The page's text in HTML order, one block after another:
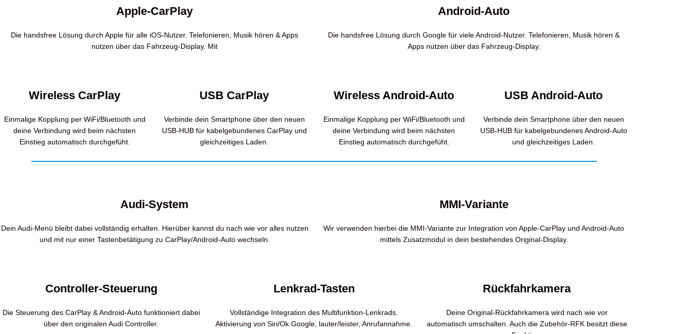
Apple-CarPlay
Die handsfree Lösung durch Apple für alle iOS-Nutzer. Telefonieren, Musik hören & Apps
nutzen über das Fahrzeug-Display. Mit
Android-Auto
Die handsfree Lösung durch Google für viele Android-Nutzer. Telefonieren, Musik hören &
Apps nutzen über das Fahrzeug-Display.
Wireless CarPlay
Einmalige Kopplung per WiFi/Bluetooth und
deine Verbindung wird beim nächsten
Einstieg automatisch durchgefüht.
USB CarPlay
Verbinde dein Smartphone über den neuen
USB-HUB für kabelgebundenes CarPlay und
gleichzeitiges Laden.
Wireless Android-Auto
Einmalige Kopplung per WiFi/Bluetooth und
deine Verbindung wird beim nächsten
Einstieg automatisch durchgefüht.
USB Android-Auto
Verbinde dein Smartphone über den neuen
USB-HUB für kabelgebundenes Android-Auto
und gleichzeitiges Laden.
Audi-System
Dein Audi-Menü bleibt dabei vollständig erhalten. Hierüber kannst du nach wie vor alles nutzen
und mit nur einer Tastenbetätigung zu CarPlay/Android-Auto wechseln.
MMI-Variante
Wir verwenden hierbei die MMI-Variante zur Integration von Apple-CarPlay und Android-Auto
mittels Zusatzmodul in dein bestehendes Original-Display.
Controller-Steuerung
Die Steuerung des CarPlay & Android-Auto funktioniert dabei
über den originalen Audi Controller.
Lenkrad-Tasten
Vollständige Integration des Multifunktion-Lenkrads.
Aktivierung von Siri/Ok Google, lauter/leister, Anrufannahme.
Rückfahrkamera
Deine Original-Rückfahrkamera wird nach wie vor
automatisch umschalten. Auch die Zubehör-RFK besitzt diese